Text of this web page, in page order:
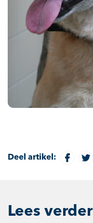
Deel artikel:
Lees verder